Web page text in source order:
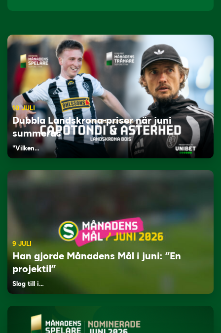
10 JULI
Dubbla Landskrona-priser när juni
summeras
"Vilken…
9 JULI
Han gjorde Månadens Mål i juni: ”En
projektil”
Slog till i…